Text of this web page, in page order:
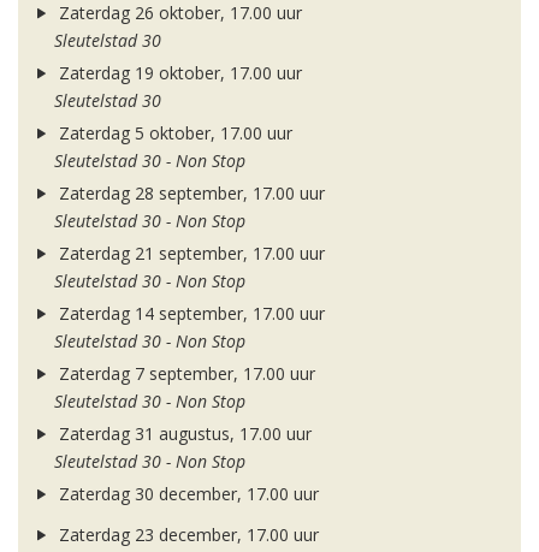
Zaterdag 26 oktober, 17.00 uur
Sleutelstad 30
Zaterdag 19 oktober, 17.00 uur
Sleutelstad 30
Zaterdag 5 oktober, 17.00 uur
Sleutelstad 30 - Non Stop
Zaterdag 28 september, 17.00 uur
Sleutelstad 30 - Non Stop
Zaterdag 21 september, 17.00 uur
Sleutelstad 30 - Non Stop
Zaterdag 14 september, 17.00 uur
Sleutelstad 30 - Non Stop
Zaterdag 7 september, 17.00 uur
Sleutelstad 30 - Non Stop
Zaterdag 31 augustus, 17.00 uur
Sleutelstad 30 - Non Stop
Zaterdag 30 december, 17.00 uur
Zaterdag 23 december, 17.00 uur